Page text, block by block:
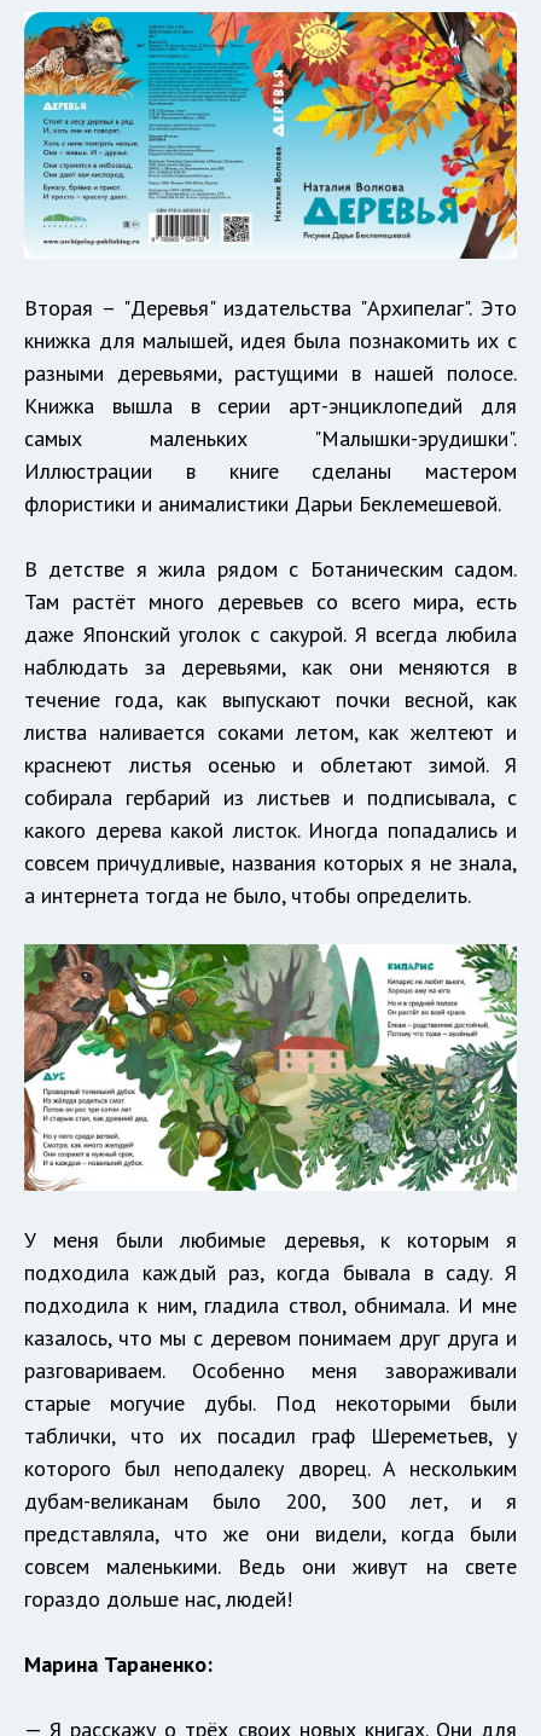
Вторая – "Деревья" издательства "Архипелаг". Это
книжка для малышей, идея была познакомить их с
разными деревьями, растущими в нашей полосе.
Книжка вышла в серии арт-энциклопедий для
самых маленьких "Малышки-эрудишки".
Иллюстрации в книге сделаны мастером
флористики и анималистики Дарьи Беклемешевой.
В детстве я жила рядом с Ботаническим садом.
Там растёт много деревьев со всего мира, есть
даже Японский уголок с сакурой. Я всегда любила
наблюдать за деревьями, как они меняются в
течение года, как выпускают почки весной, как
листва наливается соками летом, как желтеют и
краснеют листья осенью и облетают зимой. Я
собирала гербарий из листьев и подписывала, с
какого дерева какой листок. Иногда попадались и
совсем причудливые, названия которых я не знала,
а интернета тогда не было, чтобы определить.
У меня были любимые деревья, к которым я
подходила каждый раз, когда бывала в саду. Я
подходила к ним, гладила ствол, обнимала. И мне
казалось, что мы с деревом понимаем друг друга и
разговариваем. Особенно меня завораживали
старые могучие дубы. Под некоторыми были
таблички, что их посадил граф Шереметьев, у
которого был неподалеку дворец. А нескольким
дубам-великанам было 200, 300 лет, и я
представляла, что же они видели, когда были
совсем маленькими. Ведь они живут на свете
гораздо дольше нас, людей!
Марина Тараненко:
— Я расскажу о трёх своих новых книгах. Они для